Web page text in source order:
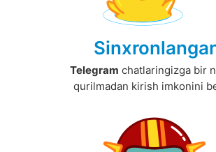
Telegram chatlaringizga bir
qurilmadan kirish imkonini